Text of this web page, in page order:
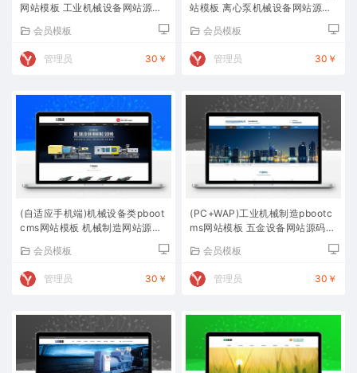
网站模板 工业机械设备网站源码
会员模板
管理员 30￥
站模板 离心泵机械设备网站源码
会员模板
管理员 30￥
(自适应手机端)机械设备类pboot
cms网站模板 机械制造网站源码
会员模板
管理员 30￥
(PC+WAP)工业机械制造pbootc
ms网站模板 五金设备网站源码下
会员模板
管理员 30￥